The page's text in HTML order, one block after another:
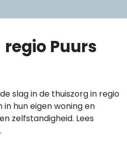
Puurs
slag in de thuiszorg in regio
hun eigen woning en
zelfstandigheid. Lees